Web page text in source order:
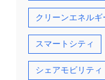
下していたバスサ
によってコントロ
しました。 グレーター・マンチェスターは10の
Council（地方自治
Councilごとに意見
が意見をまとめあ
ンチャイズ化にも
ましたが、市長及
クリーンエネルギ
スマートシティ
シェアモビリティ